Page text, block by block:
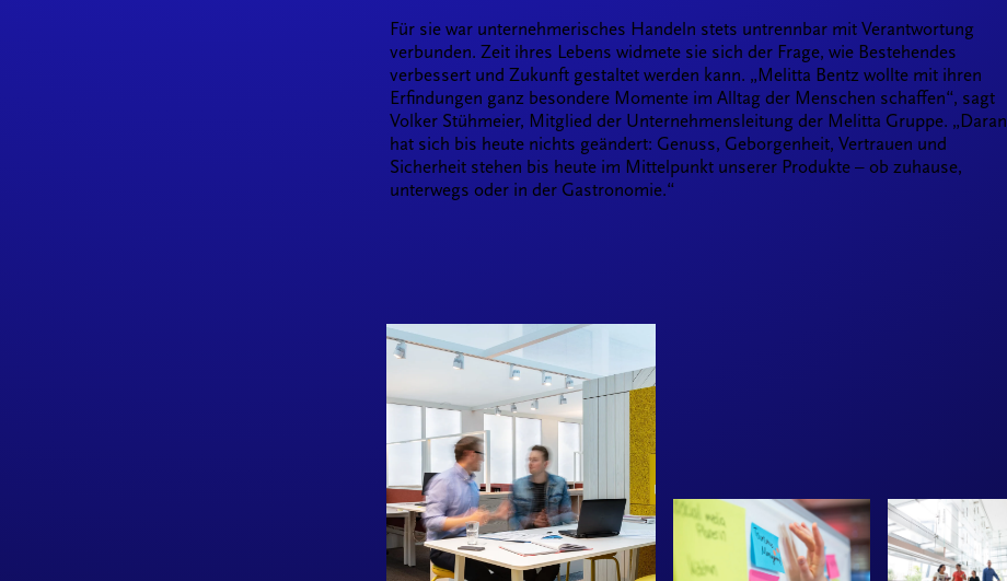
Für sie war unternehmerisches Handeln stets untrennbar mit Verantwortung
verbunden. Zeit ihres Lebens widmete sie sich der Frage, wie Bestehendes
verbessert und Zukunft gestaltet werden kann. „Melitta Bentz wollte mit ihren
Erfindungen ganz besondere Momente im Alltag der Menschen schaffen“, sagt
Volker Stühmeier, Mitglied der Unternehmensleitung der Melitta Gruppe. „Daran
hat sich bis heute nichts geändert: Genuss, Geborgenheit, Vertrauen und
Sicherheit stehen bis heute im Mittelpunkt unserer Produkte – ob zuhause,
unterwegs oder in der Gastronomie.“